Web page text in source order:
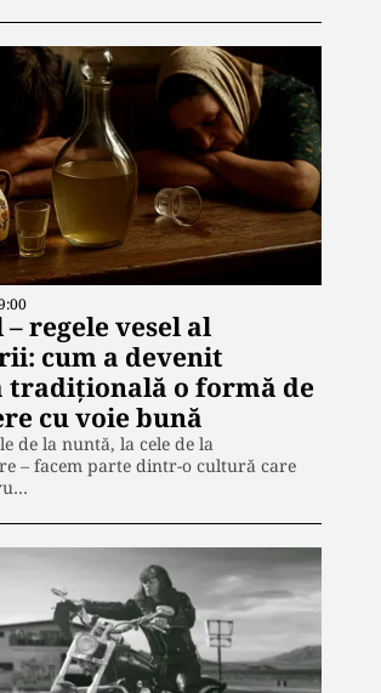
regele vesel al
cum a devenit
tradițională o formă de
cu voie bună
de la nuntă, la cele de la
– facem parte dintr-o cultură care